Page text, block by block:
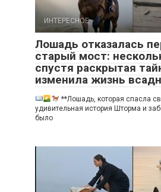
ИНТЕРЕСНОЕ
Лошадь отказалась
старый мост:
спустя раскрытая
изменила жизнь
**Лошадь, которая спасла
удивительная история Шторма и
было